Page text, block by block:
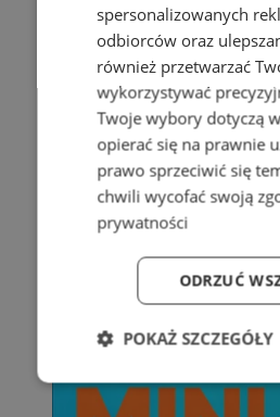
spersonalizowanych
odbiorców oraz
również przetwarzać
wykorzystywać
Twoje wybory dotyczą
opierać się na prawnie
prawo sprzeciwić się
chwili wycofać swoją
prywatności
ODRZUĆ
POKAŻ SZCZEGÓŁY
Niezbędne